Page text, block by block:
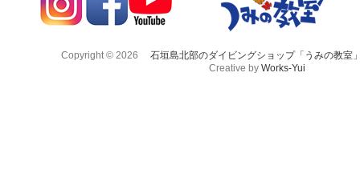
Copyright © 2026
石垣島北部のダイビングショップ「うみの教室
Creative by Works-Yui